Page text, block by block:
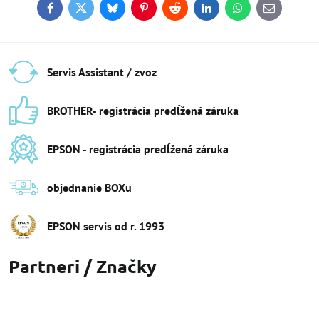
FacebookTwitterBlueskyPinterestReddit LinkedInWhatsApp
E-
mail
Servis Assistant / zvoz
BROTHER- registrácia predĺžená záruka
EPSON - registrácia predĺžená záruka
objednanie BOXu
EPSON servis od r​. 1993
Partneri / Značky